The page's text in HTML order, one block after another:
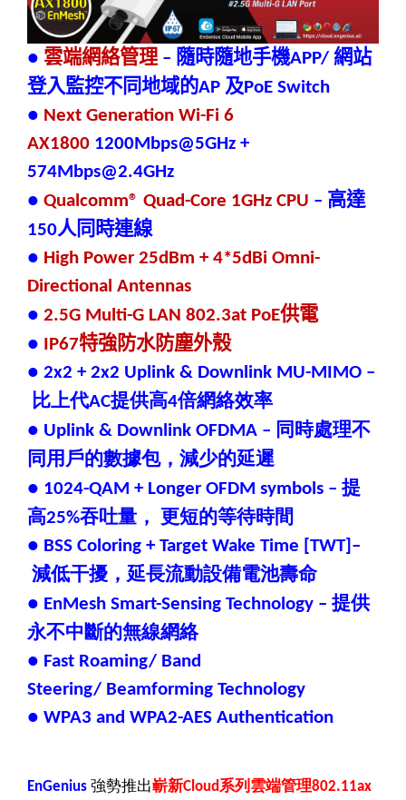
● 雲端網絡管理 – 隨時隨地手機APP/ 網站
登入監控不同地域的AP 及PoE Switch
● Next Generation Wi-Fi 6
AX1800 1200Mbps@5GHz +
574Mbps@2.4GHz
● Qualcomm® Quad-Core 1GHz CPU – 高達
150人同時連線
● High Power 25dBm + 4*5dBi Omni-
Directional Antennas
● 2.5G Multi-G LAN 802.3at PoE供電
● IP67特強防水防塵外殼
● 2x2 + 2x2 Uplink & Downlink MU-MIMO –
比上代AC提供高4倍網絡效率
● Uplink & Downlink OFDMA – 同時處理不
同用戶的數據包，減少的延遲
● 1024-QAM + Longer OFDM symbols – 提
高25%吞吐量， 更短的等待時間
● BSS Coloring + Target Wake Time [TWT]–
減低干擾，延長流動設備電池壽命
● EnMesh Smart-Sensing Technology – 提供
永不中斷的無線網絡
● Fast Roaming/ Band
Steering/ Beamforming Technology
● WPA3 and WPA2-AES Authentication
EnGenius 強勢推出嶄新Cloud系列雲端管理802.11ax